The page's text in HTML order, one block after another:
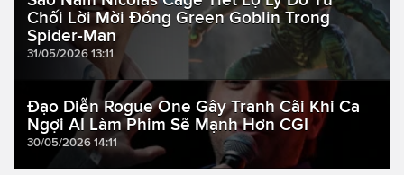
Chối Lời Mời Đóng Green Goblin Trong
Spider-Man
31/05/2026 13:11
Đạo Diễn Rogue One Gây Tranh Cãi Khi Ca
Ngợi AI Làm Phim Sẽ Mạnh Hơn CGI
30/05/2026 14:11